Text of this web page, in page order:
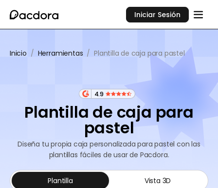
Iniciar Sesión
Inicio / Herramientas / Plantilla de caja para pastel
4.9
Plantilla de caja para
pastel
Diseña tu propia caja personalizada para pastel con las
plantillas fáciles de usar de Pacdora.
Plantilla Vista 3D